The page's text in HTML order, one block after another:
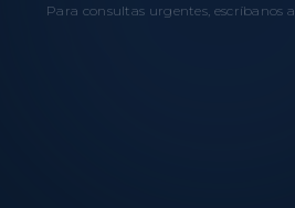
Para consultas urgentes, escríbanos a